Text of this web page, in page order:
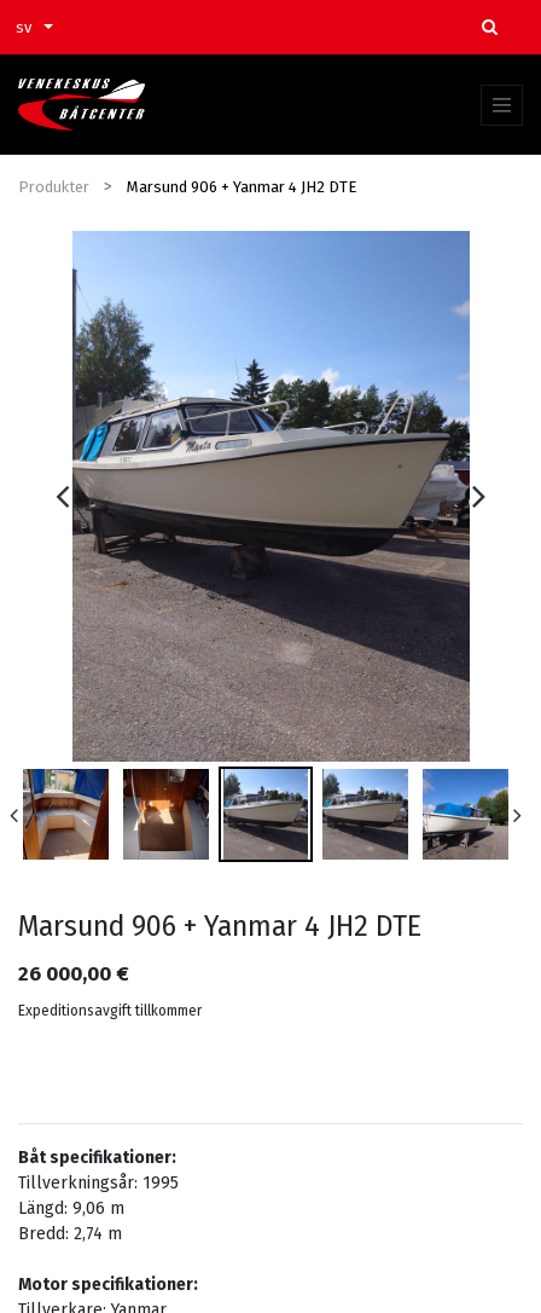
sv
Produkter Marsund 906 + Yanmar 4 JH2 DTE
Marsund 906 + Yanmar 4 JH2 DTE
26 000,00€
Expeditionsavgift tillkommer
Båt specifikationer:
Tillverkningsår: 1995
Längd: 9,06 m
Bredd: 2,74 m
Motor specifikationer: